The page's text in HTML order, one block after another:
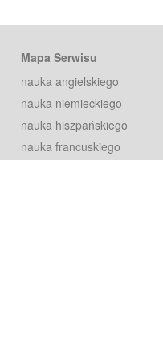
Mapa Serwisu
nauka angielskiego
nauka niemieckiego
nauka hiszpańskiego
nauka francuskiego